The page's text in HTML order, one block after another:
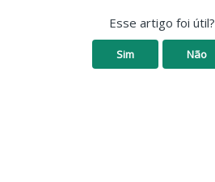
Esse artigo foi útil?
Sim Não